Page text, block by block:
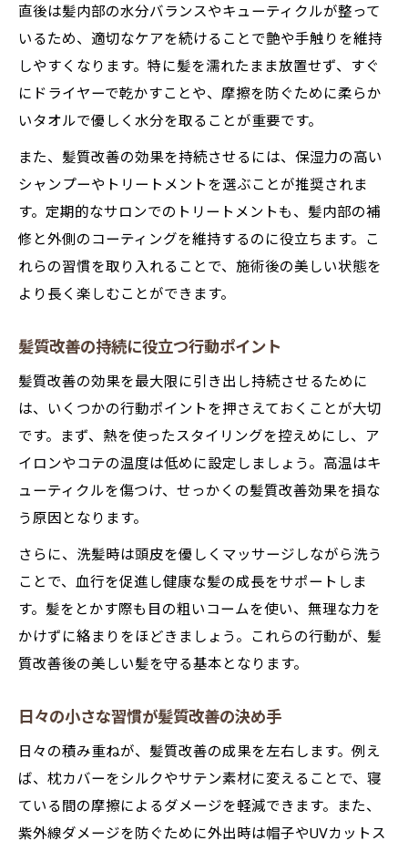
直後は髪内部の水分バランスやキューティクルが整って
いるため、適切なケアを続けることで艶や手触りを維持
しやすくなります。特に髪を濡れたまま放置せず、すぐ
にドライヤーで乾かすことや、摩擦を防ぐために柔らか
いタオルで優しく水分を取ることが重要です。
また、髪質改善の効果を持続させるには、保湿力の高い
シャンプーやトリートメントを選ぶことが推奨されま
す。定期的なサロンでのトリートメントも、髪内部の補
修と外側のコーティングを維持するのに役立ちます。こ
れらの習慣を取り入れることで、施術後の美しい状態を
より長く楽しむことができます。
髪質改善の持続に役立つ行動ポイント
髪質改善の効果を最大限に引き出し持続させるために
は、いくつかの行動ポイントを押さえておくことが大切
です。まず、熱を使ったスタイリングを控えめにし、ア
イロンやコテの温度は低めに設定しましょう。高温はキ
ューティクルを傷つけ、せっかくの髪質改善効果を損な
う原因となります。
さらに、洗髪時は頭皮を優しくマッサージしながら洗う
ことで、血行を促進し健康な髪の成長をサポートしま
す。髪をとかす際も目の粗いコームを使い、無理な力を
かけずに絡まりをほどきましょう。これらの行動が、髪
質改善後の美しい髪を守る基本となります。
日々の小さな習慣が髪質改善の決め手
日々の積み重ねが、髪質改善の成果を左右します。例え
ば、枕カバーをシルクやサテン素材に変えることで、寝
ている間の摩擦によるダメージを軽減できます。また、
紫外線ダメージを防ぐために外出時は帽子やUVカットス